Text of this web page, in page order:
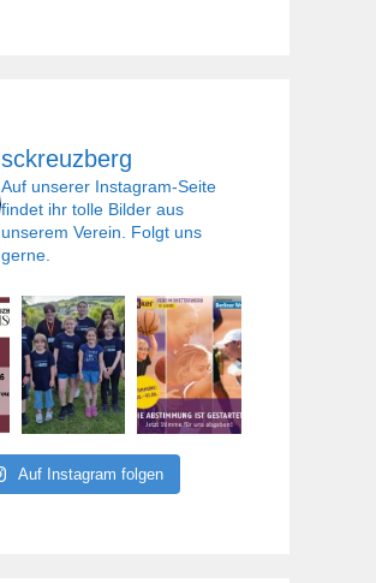
sckreuzberg
Auf unserer Instagram-Seite
findet ihr tolle Bilder aus
unserem Verein. Folgt uns
gerne.
Auf Instagram folgen